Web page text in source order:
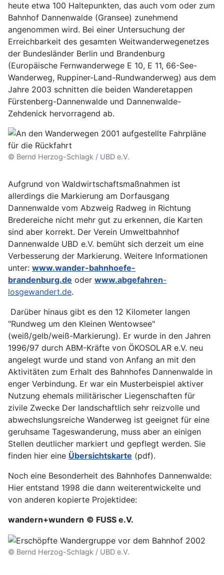
heute etwa 100 Haltepunkten, das auch vom oder zum
Bahnhof Dannenwalde (Gransee) zunehmend
angenommen wird. Bei einer Untersuchung der
Erreichbarkeit des gesamten Weitwanderwegenetzes
der Bundesländer Berlin und Brandenburg
(Europäische Fernwanderwege E 10, E 11, 66-See-
Wanderweg, Ruppiner-Land-Rundwanderweg) aus dem
Jahre 2003 schnitten die beiden Wanderetappen
Fürstenberg-Dannenwalde und Dannenwalde-
Zehdenick hervorragend ab.
© Bernd Herzog-Schlagk / UBD e.V.
Aufgrund von Waldwirtschaftsmaßnahmen ist
allerdings die Markierung am Dorfausgang
Dannenwalde vom Abzweig Radweg in Richtung
Bredereiche nicht mehr gut zu erkennen, die Karten
sind aber korrekt. Der Verein Umweltbahnhof
Dannenwalde UBD e.V. bemüht sich derzeit um eine
Verbesserung der Markierung. Weitere Informationen
unter: www.wander-bahnhoefe-
brandenburg.de oder www.abgefahren-
losgewandert.de.
Darüber hinaus gibt es den 12 Kilometer langen
"Rundweg um den Kleinen Wentowsee"
(weiß/gelb/weiß-Markierung). Er wurde in den Jahren
1996/97 durch ABM-Kräfte von ÖKOSOLAR e.V. neu
angelegt wurde und stand von Anfang an mit den
Aktivitäten zum Erhalt des Bahnhofes Dannenwalde in
enger Verbindung. Er war ein Musterbeispiel aktiver
Nutzung ehemals militärischer Liegenschaften für
zivile Zwecke Der landschaftlich sehr reizvolle und
abwechslungsreiche Wanderweg ist geeignet für eine
geruhsame Tageswanderung, muss aber an einigen
Stellen deutlicher markiert und gepflegt werden. Sie
finden hier eine Übersichtskarte (pdf).
Noch eine Besonderheit des Bahnhofes Dannenwalde:
Hier entstand 1998 die dann weiterentwickelte und
von anderen kopierte Projektidee:
wandern+wundern © FUSS e.V.
© Bernd Herzog-Schlagk / UBD e.V.